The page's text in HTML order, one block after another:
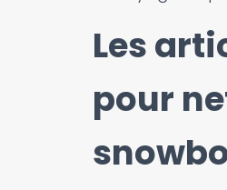
Les
pour